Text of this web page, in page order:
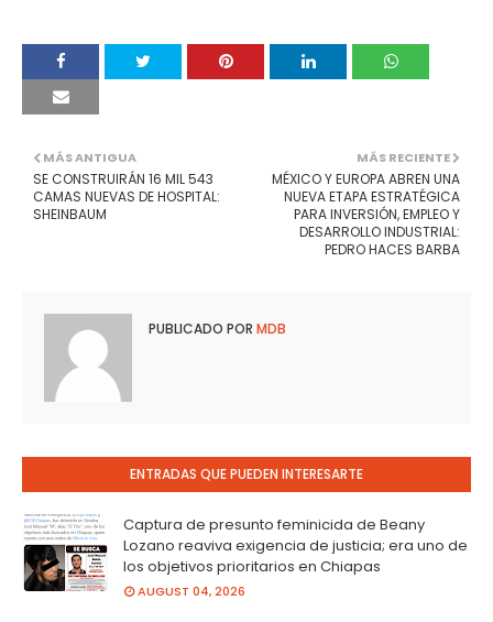
MÁS RECIENTE
MÉXICO Y EUROPA ABREN UNA
NUEVA ETAPA ESTRATÉGICA
PARA INVERSIÓN, EMPLEO Y
DESARROLLO INDUSTRIAL:
PEDRO HACES BARBA
MÁS ANTIGUA
SE CONSTRUIRÁN 16 MIL 543
CAMAS NUEVAS DE HOSPITAL:
SHEINBAUM
PUBLICADO POR MDB
ENTRADAS QUE PUEDEN INTERESARTE
Captura de presunto feminicida de Beany
Lozano reaviva exigencia de justicia; era uno de
los objetivos prioritarios en Chiapas
AUGUST 04, 2026